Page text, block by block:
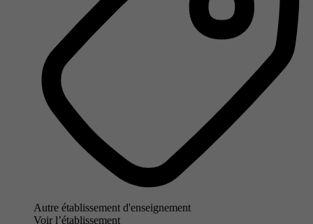
Autre établissement d'enseignement
Voir l’établissement